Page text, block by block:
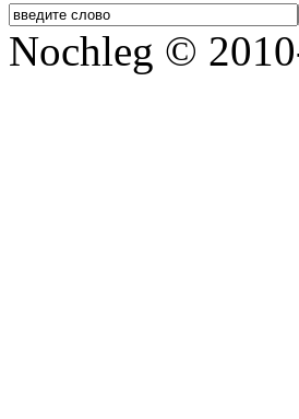
Nochleg ©